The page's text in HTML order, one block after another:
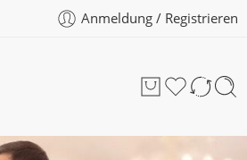
Anmeldung / Registrieren